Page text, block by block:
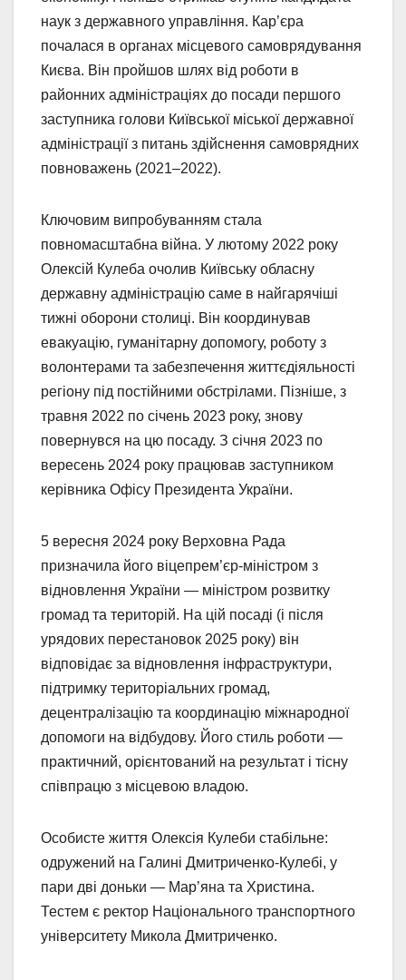
наук з державного управління. Кар’єра
почалася в органах місцевого самоврядування
Києва. Він пройшов шлях від роботи в
районних адміністраціях до посади першого
заступника голови Київської міської державної
адміністрації з питань здійснення самоврядних
повноважень (2021–2022).
Ключовим випробуванням стала
повномасштабна війна. У лютому 2022 року
Олексій Кулеба очолив Київську обласну
державну адміністрацію саме в найгарячіші
тижні оборони столиці. Він координував
евакуацію, гуманітарну допомогу, роботу з
волонтерами та забезпечення життєдіяльності
регіону під постійними обстрілами. Пізніше, з
травня 2022 по січень 2023 року, знову
повернувся на цю посаду. З січня 2023 по
вересень 2024 року працював заступником
керівника Офісу Президента України.
5 вересня 2024 року Верховна Рада
призначила його віцепрем’єр-міністром з
відновлення України — міністром розвитку
громад та територій. На цій посаді (і після
урядових перестановок 2025 року) він
відповідає за відновлення інфраструктури,
підтримку територіальних громад,
децентралізацію та координацію міжнародної
допомоги на відбудову. Його стиль роботи —
практичний, орієнтований на результат і тісну
співпрацю з місцевою владою.
Особисте життя Олексія Кулеби стабільне:
одружений на Галині Дмитриченко-Кулебі, у
пари дві доньки — Мар’яна та Христина.
Тестем є ректор Національного транспортного
університету Микола Дмитриченко.